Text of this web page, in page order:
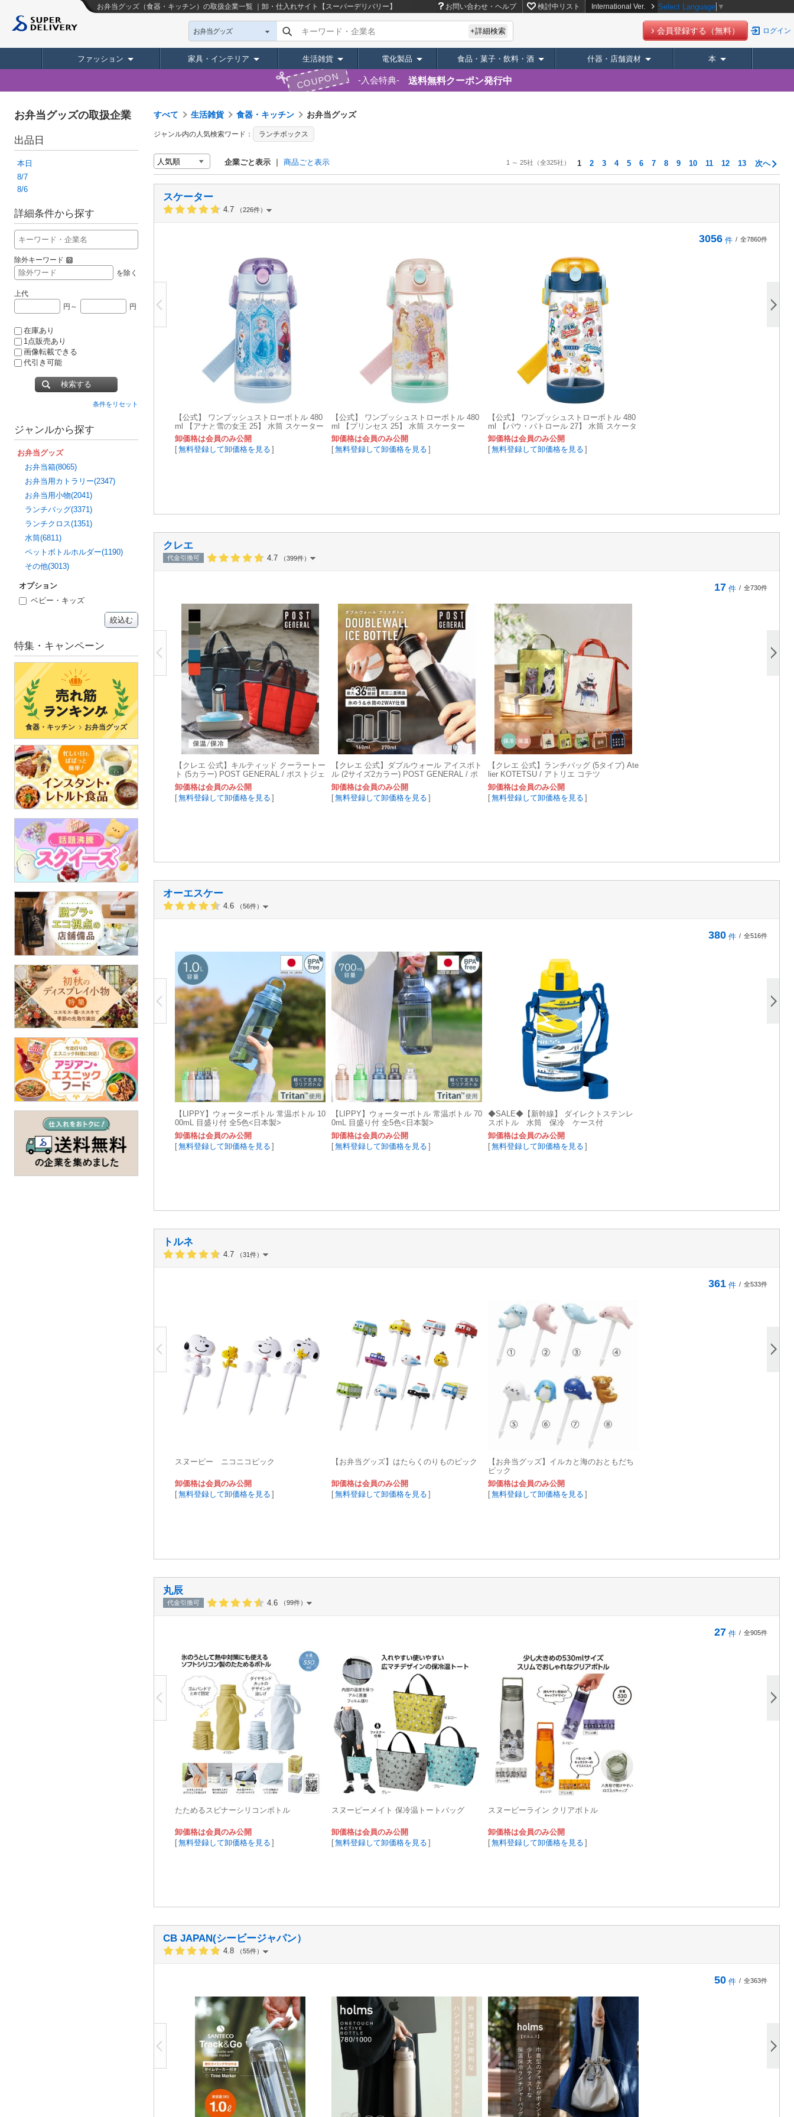
お弁当グッズ（食器・キッチン）の取扱企業一覧 ｜卸・仕入れサイト【スーパーデリバリー】 お問い合わせ・ヘルプ 検討中リスト International Ver. Select Language ▼
お弁当グッズ キーワード・企業名 +詳細検索 会員登録する（無料） ログイン
ファッション 家具・インテリア 生活雑貨 電化製品 食品・菓子・飲料・酒 什器・店舗資材 本
COUPON 入会特典 送料無料クーポン発行中
お弁当グッズの取扱企業
出品日
本日
8/7
8/6
詳細条件から探す
除外キーワード
を除く
上代
円～
円
在庫あり
1点販売あり
画像転載できる
代引き可能
検索する
条件をリセット
ジャンルから探す
お弁当グッズ
お弁当箱(8065)
お弁当用カトラリー(2347)
お弁当用小物(2041)
ランチバッグ(3371)
ランチクロス(1351)
水筒(6811)
ペットボトルホルダー(1190)
その他(3013)
オプション
ベビー・キッズ
絞込む
特集・キャンペーン
食器・キッチン お弁当グッズ
すべて 生活雑貨 食器・キッチン お弁当グッズ
ジャンル内の人気検索ワード： ランチボックス
企業ごと表示 商品ごと表示 1 ～ 25社 （全325社） 1 2 3 4 5 6 7 8 9 10 11 12 13 次へ
スケーター
4.7 （226件）
3056 件 / 全7860件
【公式】 ワンプッシュストローボトル 480
ml 【アナと雪の女王 25】 水筒 スケーター
卸価格は会員のみ公開
[無料登録して卸価格を見る ]
【公式】 ワンプッシュストローボトル 480
ml 【プリンセス 25】 水筒 スケーター
卸価格は会員のみ公開
[無料登録して卸価格を見る ]
【公式】 ワンプッシュストローボトル 480
ml 【パウ・パトロール 27】 水筒 スケータ
ー
卸価格は会員のみ公開
[無料登録して卸価格を見る ]
クレエ
代金引換可 4.7 （399件）
17 件 / 全730件
【クレエ 公式】キルティッド クーラートー
ト (5カラー) POST GENERAL / ポストジェ
ネラル
卸価格は会員のみ公開
[無料登録して卸価格を見る ]
【クレエ 公式】ダブルウォール アイスボト
ル (2サイズ2カラー) POST GENERAL / ポ
ストジェネラル
卸価格は会員のみ公開
[無料登録して卸価格を見る ]
【クレエ 公式】ランチバッグ (5タイプ) Ate
lier KOTETSU / アトリエ コテツ
卸価格は会員のみ公開
[無料登録して卸価格を見る ]
オーエスケー
4.6 （56件）
380 件 / 全516件
【LIPPY】ウォーターボトル 常温ボトル 10
00mL 目盛り付 全5色<日本製>
卸価格は会員のみ公開
[無料登録して卸価格を見る ]
【LIPPY】ウォーターボトル 常温ボトル 70
0mL 目盛り付 全5色<日本製>
卸価格は会員のみ公開
[無料登録して卸価格を見る ]
◆SALE◆【新幹線】 ダイレクトステンレ
スボトル 水筒 保冷 ケース付
卸価格は会員のみ公開
[無料登録して卸価格を見る ]
トルネ
4.7 （31件）
361 件 / 全533件
スヌーピー ニコニコピック
卸価格は会員のみ公開
[無料登録して卸価格を見る ]
【お弁当グッズ】はたらくのりものピック
卸価格は会員のみ公開
[無料登録して卸価格を見る ]
【お弁当グッズ】イルカと海のおともだち
ピック
卸価格は会員のみ公開
[無料登録して卸価格を見る ]
丸辰
代金引換可 4.6 （99件）
27 件 / 全905件
たためるスピナーシリコンボトル
卸価格は会員のみ公開
[無料登録して卸価格を見る ]
スヌーピーメイト 保冷温トートバッグ
卸価格は会員のみ公開
[無料登録して卸価格を見る ]
スヌーピーライン クリアボトル
卸価格は会員のみ公開
[無料登録して卸価格を見る ]
CB JAPAN(シービージャパン）
4.8 （55件）
50 件 / 全363件